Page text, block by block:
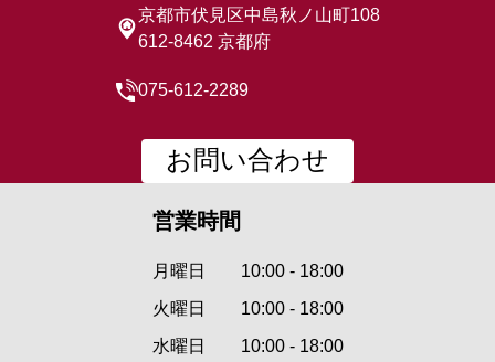
京都市伏見区中島秋ノ山町108
612-8462 京都府
075-612-2289
お問い合わせ
営業時間
月曜日
10:00 - 18:00
火曜日
10:00 - 18:00
水曜日
10:00 - 18:00